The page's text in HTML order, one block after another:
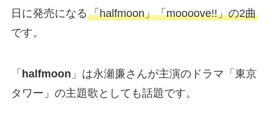
日に発売になる「halfmoon」「moooove!!」の2曲
です。
「 halfmoon 」は永瀬廉さんが主演のドラマ「東京
タワー」の主題歌としても話題です。